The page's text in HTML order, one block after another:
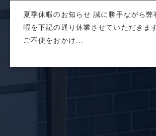
夏季休暇のお知らせ 誠に勝手ながら弊
暇を下記の通り休業させていただきま
ご不便をおかけ...